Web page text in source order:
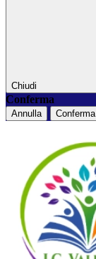
Chiudi
Conferma
Annulla Conferma